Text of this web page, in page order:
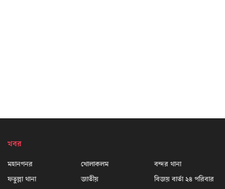
খবর
মহানগনর
ফতুল্লা থানা
খোলাকলম
জাতীয়
বন্দর থানা
বিজয় বার্তা ২৪ পরিবার